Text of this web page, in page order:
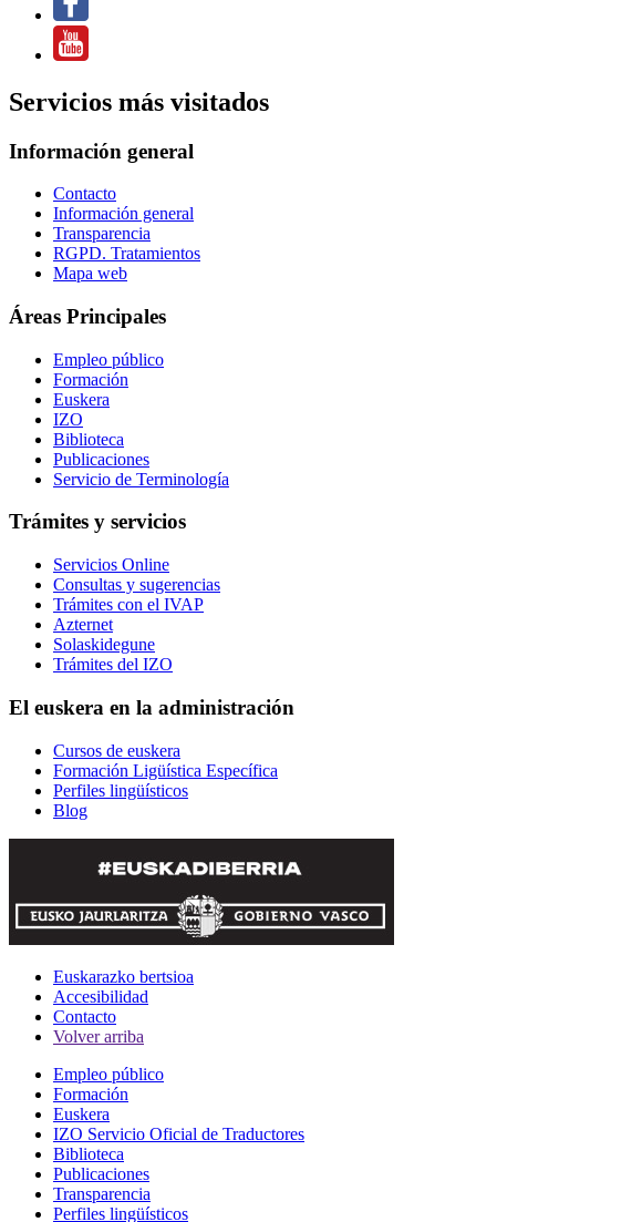
Servicios más visitados
Información general
Contacto
Información general
Transparencia
RGPD. Tratamientos
Mapa web
Áreas Principales
Empleo público
Formación
Euskera
IZO
Biblioteca
Publicaciones
Servicio de Terminología
Trámites y servicios
Servicios Online
Consultas y sugerencias
Trámites con el IVAP
Azternet
Solaskidegune
Trámites del IZO
El euskera en la administración
Cursos de euskera
Formación Ligüística Específica
Perfiles lingüísticos
Blog
Euskarazko bertsioa
Accesibilidad
Contacto
Volver arriba
Empleo público
Formación
Euskera
IZO Servicio Oficial de Traductores
Biblioteca
Publicaciones
Transparencia
Perfiles lingüísticos